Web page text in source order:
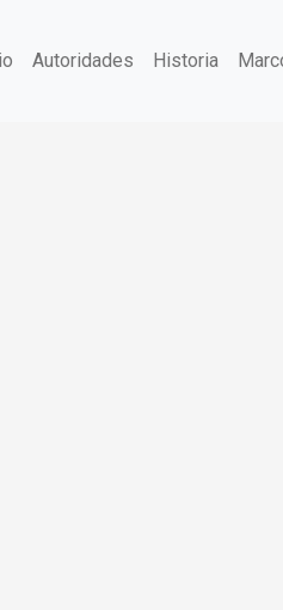
Autoridades Historia